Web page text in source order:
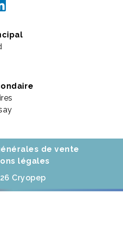
de vente
légales
Cryopep